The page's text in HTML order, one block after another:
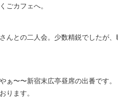
ごカフェへ。
んとの二人会。少数精鋭でしたが
ぁ〜〜新宿末広亭昼席の出番です
ります。